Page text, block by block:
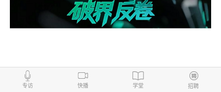
专访 快播 学堂 招聘